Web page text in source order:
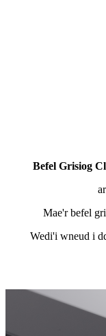
Befel Grisiog
Mae'r befel
Wedi'i wneud i